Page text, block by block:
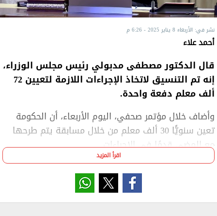
نشر في: الأربعاء 8 يناير 2025 - 6:26 م
أحمد علاء
قال الدكتور مصطفى مدبولي رئيس مجلس الوزراء،
إنه تم التنسيق لاتخاذ الإجراءات اللازمة لتعيين 72
ألف معلم دفعة واحدة.
وأضاف خلال مؤتمر صحفي، اليوم الأربعاء، أن الحكومة
تعين سنويًّا 30 ألف معلم من خلال مسابقة يتم طرحها
مع المضي قدمًا في الإجراءات.
وأشار إلى أنه في الاختبارات الماضية لم يكن ينجح العدد
المفترض زيادة تعيينهم، بجانب 30 ألف هذا العام، ليصل
اقرأ المزيد